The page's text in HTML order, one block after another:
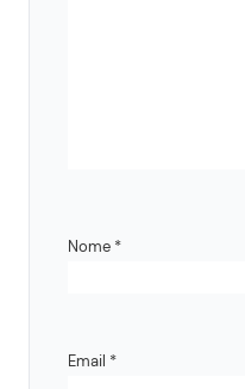
Nome *
Email *